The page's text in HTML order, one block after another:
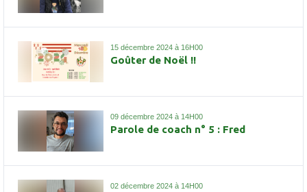
15 décembre 2024 à 16H00
Goûter de Noël !!
09 décembre 2024 à 14H00
Parole de coach n° 5 : Fred
02 décembre 2024 à 14H00